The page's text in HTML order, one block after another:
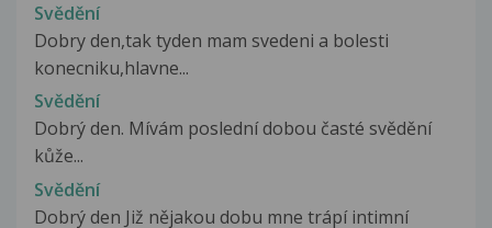
Svědění
Dobry den,tak tyden mam svedeni a bolesti
konecniku,hlavne...
Svědění
Dobrý den. Mívám poslední dobou časté svědění
kůže...
Svědění
Dobrý den Již nějakou dobu mne trápí intimní